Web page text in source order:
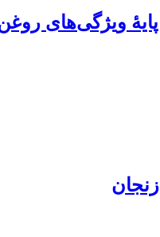
پایۀ ویژگی‌های